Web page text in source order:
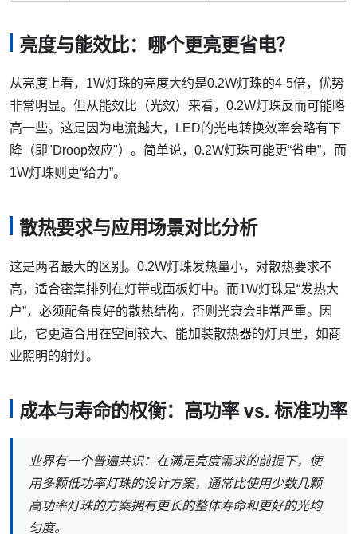
亮度与能效比：哪个更亮更省电？
从亮度上看，1W灯珠的亮度大约是0.2W灯珠的4-5倍，优势
非常明显。但从能效比（光效）来看，0.2W灯珠反而可能略
高一些。这是因为电流越大，LED的光电转换效率会略有下
降（即"Droop效应"）。简单说，0.2W灯珠可能更“省电”，而
1W灯珠则更“给力”。
散热要求与应用场景对比分析
这是两者最大的区别。0.2W灯珠发热量小，对散热要求不
高，适合密集排列在灯带或面板灯中。而1W灯珠是“发热大
户”，必须配备良好的散热结构，否则光衰会非常严重。因
此，它更适合用在空间较大、能加装散热器的灯具里，如商
业照明的射灯。
成本与寿命的权衡：高功率 vs. 标准功率
业界有一个普遍共识：在满足亮度需求的前提下，使
用多颗低功率灯珠的设计方案，通常比使用少数几颗
高功率灯珠的方案拥有更长的整体寿命和更好的光均
匀度。